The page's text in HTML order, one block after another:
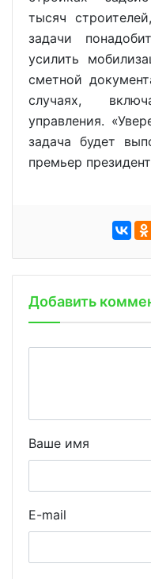
тысяч
задачи
усилить
сметной
случаях,
управления.
задача будет
премьер
Добавить
Ваше имя
E-mail